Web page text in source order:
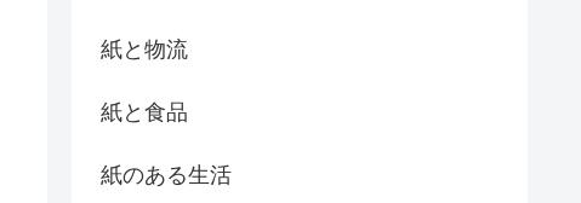
紙と物流
紙と食品
紙のある生活